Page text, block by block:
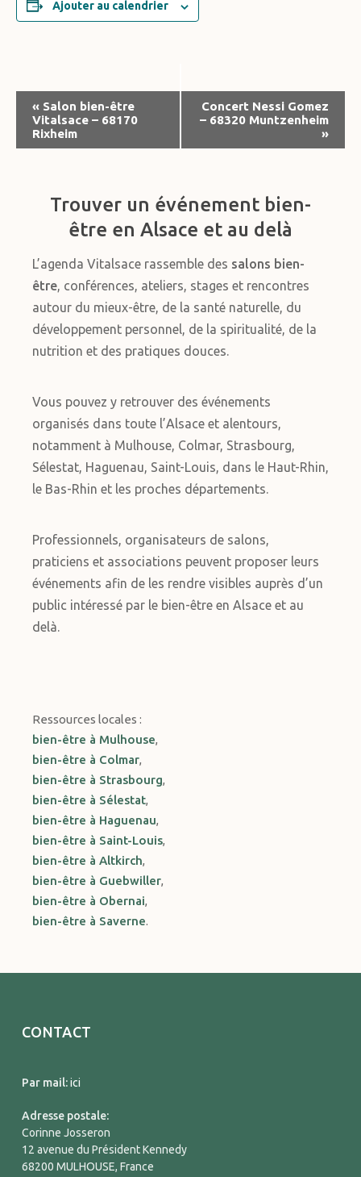
Ajouter au calendrier
Navigation
Évènement
« Salon bien-être
Vitalsace – 68170
Rixheim
Concert Nessi Gomez
– 68320 Muntzenheim
»
Trouver un événement bien-
être en Alsace et au delà
L’agenda Vitalsace rassemble des salons bien-
être, conférences, ateliers, stages et rencontres
autour du mieux-être, de la santé naturelle, du
développement personnel, de la spiritualité, de la
nutrition et des pratiques douces.
Vous pouvez y retrouver des événements
organisés dans toute l’Alsace et alentours,
notamment à Mulhouse, Colmar, Strasbourg,
Sélestat, Haguenau, Saint-Louis, dans le Haut-Rhin,
le Bas-Rhin et les proches départements.
Professionnels, organisateurs de salons,
praticiens et associations peuvent proposer leurs
événements afin de les rendre visibles auprès d’un
public intéressé par le bien-être en Alsace et au
delà.
Ressources locales :
bien-être à Mulhouse,
bien-être à Colmar,
bien-être à Strasbourg,
bien-être à Sélestat,
bien-être à Haguenau,
bien-être à Saint-Louis,
bien-être à Altkirch,
bien-être à Guebwiller,
bien-être à Obernai,
bien-être à Saverne.
CONTACT
Par mail:ici
Adresse postale:
Corinne Josseron
12 avenue du Président Kennedy
68200 MULHOUSE, France